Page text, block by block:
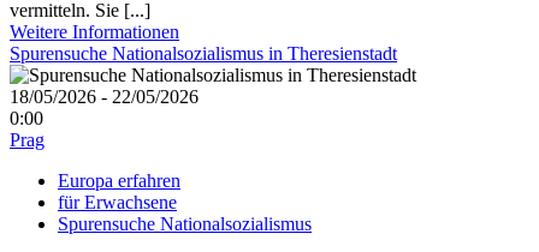
vermitteln. Sie [...]
Weitere Informationen
Spurensuche Nationalsozialismus in Theresienstadt
18/05/2026 - 22/05/2026
0:00
Prag
Europa erfahren
für Erwachsene
Spurensuche Nationalsozialismus